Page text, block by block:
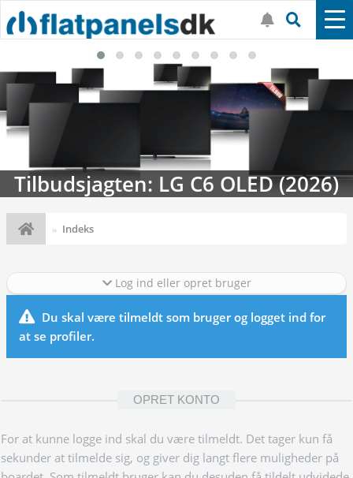
Tilbudsjagten: LG C6 OLED (2026)
Indeks
Log ind eller opret bruger
Du skal være tilmeldt som bruger og logget ind for
at se profiler.
OPRET KONTO
For at kunne logge ind skal du være tilmeldt. Det tager kun få
sekunder at tilmelde sig, og giver dig langt flere muligheder på